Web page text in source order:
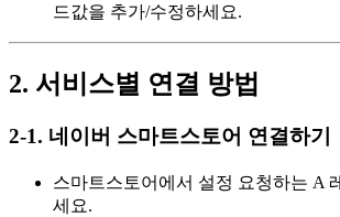
드값을 추가/수정하세요.
2. 서비스별 연결 방법
2-1. 네이버 스마트스토어 연결하기
스마트스토어에서 설정 요청하는 A
세요.